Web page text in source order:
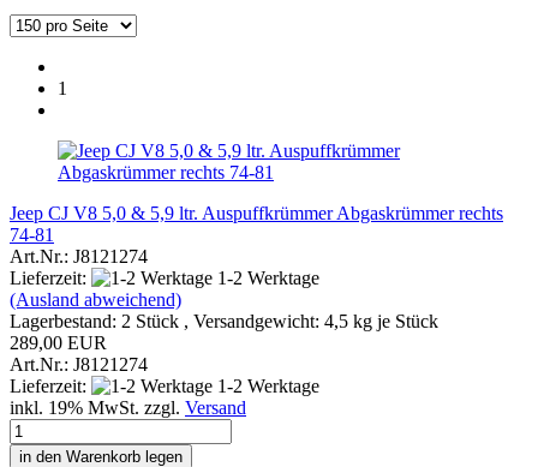
1
Jeep CJ V8 5,0 & 5,9 ltr. Auspuffkrümmer Abgaskrümmer rechts
74-81
Art.Nr.: J8121274
Lieferzeit:
1-2 Werktage
(Ausland abweichend)
Lagerbestand: 2 Stück , Versandgewicht: 4,5 kg je Stück
289,00 EUR
Art.Nr.: J8121274
Lieferzeit:
1-2 Werktage
inkl. 19% MwSt. zzgl. Versand
in den Warenkorb legen